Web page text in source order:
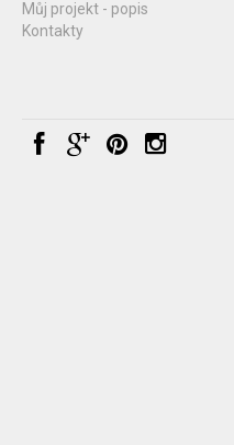
Můj projekt - popis
Kontakty